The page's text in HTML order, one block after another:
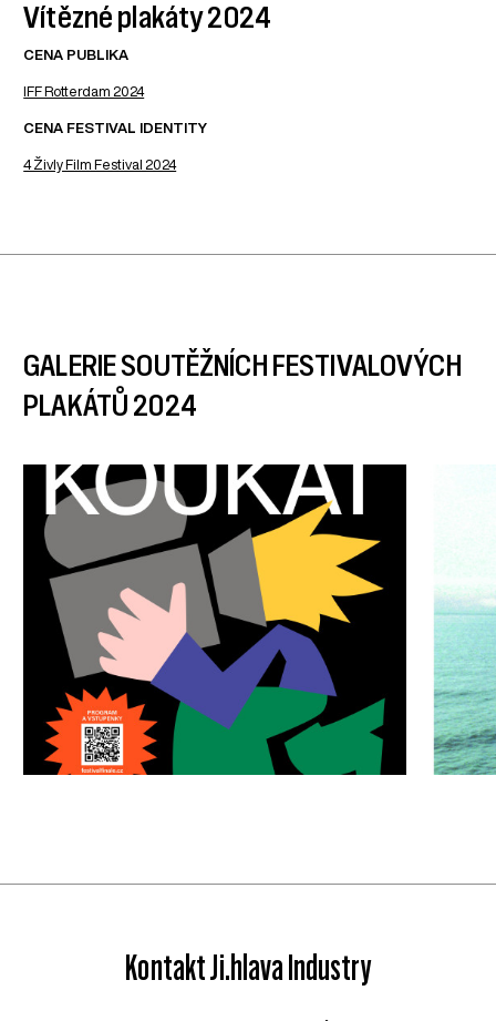
Vítězné plakáty 2024
CENA PUBLIKA
IFF Rotterdam 2024
CENA FESTIVAL IDENTITY
4 Živly Film Festival 2024
GALERIE SOUTĚŽNÍCH FESTIVALOVÝCH
PLAKÁTŮ 2024
Kontakt Ji.hlava Industry